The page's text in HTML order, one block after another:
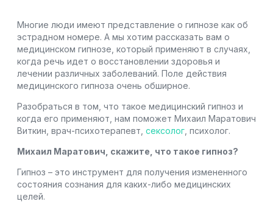
Многие люди имеют представление о гипнозе как об
эстрадном номере. А мы хотим рассказать вам о
медицинском гипнозе, который применяют в случаях,
когда речь идет о восстановлении здоровья и
лечении различных заболеваний. Поле действия
медицинского гипноза очень обширное.
Разобраться в том, что такое медицинский гипноз и
когда его применяют, нам поможет Михаил Маратович
Виткин, врач-психотерапевт, сексолог , психолог.
Михаил Маратович, скажите, что такое гипноз?
Гипноз – это инструмент для получения измененного
состояния сознания для каких-либо медицинских
целей.